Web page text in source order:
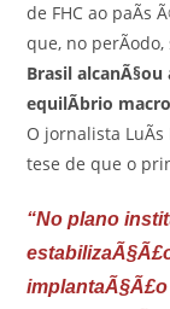
de FHC ao paÃ­s
que, no perÃ­odo,
Brasil
equilÃ­brio
O jornalista
tese de que o
“No plano